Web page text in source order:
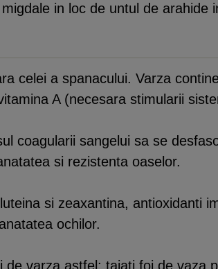
in loc de untul de arahide
celei a spanacului. Varza
A (necesara stimularii
coagularii sangelui sa se
si rezistenta oaselor.
si zeaxantina, antioxidanti
ochilor.
varza astfel: taiati foi de vaza